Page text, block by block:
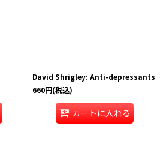
David Shrigley: Anti-depressants
660円(税込)
カートに入れる